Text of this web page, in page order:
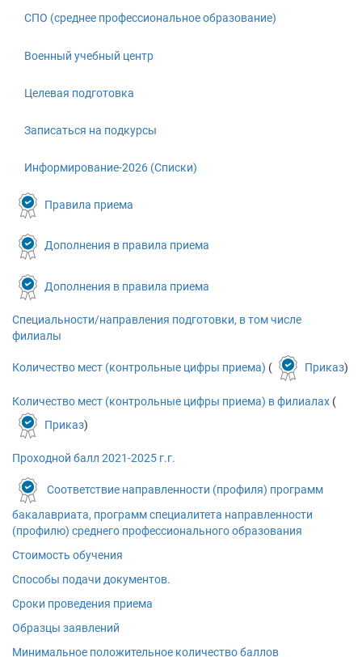
СПО (среднее профессиональное образование)
Военный учебный центр
Целевая подготовка
Записаться на подкурсы
Информирование-2026 (Списки)
Правила приема
Дополнения в правила приема
Дополнения в правила приема
Специальности/направления подготовки, в том числе
филиалы
Количество мест (контрольные цифры приема) ( Приказ)
Количество мест (контрольные цифры приема) в филиалах (
Приказ)
Проходной балл 2021-2025 г.г.
Соответствие направленности (профиля) программ
бакалавриата, программ специалитета направленности
(профилю) среднего профессионального образования
Стоимость обучения
Способы подачи документов.
Сроки проведения приема
Образцы заявлений
Минимальное положительное количество баллов